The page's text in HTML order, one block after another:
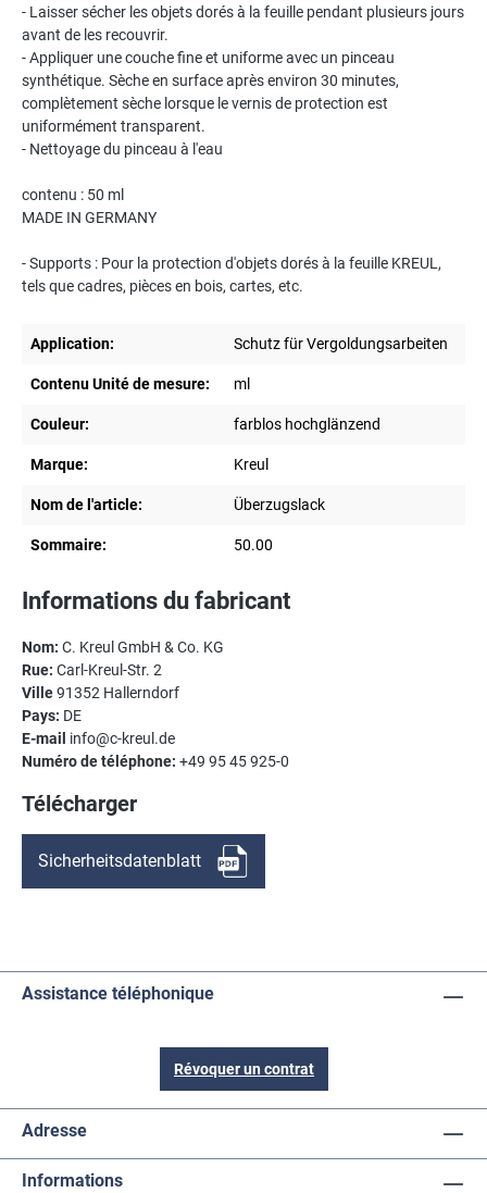
- Laisser sécher les objets dorés à la feuille pendant plusieurs jours
avant de les recouvrir.
- Appliquer une couche fine et uniforme avec un pinceau
synthétique. Sèche en surface après environ 30 minutes,
complètement sèche lorsque le vernis de protection est
uniformément transparent.
- Nettoyage du pinceau à l'eau
contenu : 50 ml
MADE IN GERMANY
- Supports : Pour la protection d'objets dorés à la feuille KREUL,
tels que cadres, pièces en bois, cartes, etc.
Application: Schutz für Vergoldungsarbeiten
Contenu Unité de mesure: ml
Couleur: farblos hochglänzend
Marque: Kreul
Nom de l'article: Überzugslack
Sommaire: 50.00
Informations du fabricant
Nom: C. Kreul GmbH & Co. KG
Rue: Carl-Kreul-Str. 2
Ville91352 Hallerndorf
Pays: DE
E-mail info@c-kreul.de
Numéro de téléphone: +49 95 45 925-0
Télécharger
Sicherheitsdatenblatt
Assistance téléphonique
Révoquer un contrat
Adresse
Informations